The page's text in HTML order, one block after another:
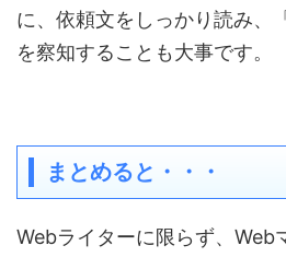
に、依頼文をしっかり読み、
を察知することも大事です。
まとめると・・・
Webライターに限らず、Web